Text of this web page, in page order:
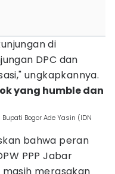
di
DPC dan
ungkapkannya.
yang humble dan
Bogor Ade Yasin (IDN
bahwa peran
PPP Jabar